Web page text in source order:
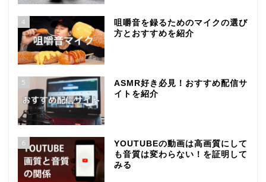
4
咀嚼音を録るためのマイクの選び
方とおすすめを紹介
5
ASMR好き必見！おすすめ配信サ
イトを紹介
6
YOUTUBEの動画は高画質にして
も音質は変わらない！を証明して
みる